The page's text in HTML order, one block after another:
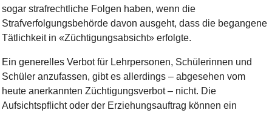
sogar strafrechtliche Folgen haben, wenn die
Strafverfolgungsbehörde davon ausgeht, dass die begangene
Tätlichkeit in «Züchtigungsabsicht» erfolgte.
Ein generelles Verbot für Lehrpersonen, Schülerinnen und
Schüler anzufassen, gibt es allerdings – abgesehen vom
heute anerkannten Züchtigungsverbot – nicht. Die
Aufsichtspflicht oder der Erziehungsauftrag können ein